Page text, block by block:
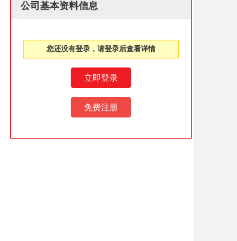
公司基本资料信息
您还没有登录，请登录后查看详情